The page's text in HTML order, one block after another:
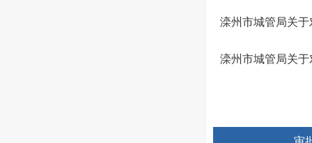
滦州市城管局关
滦州市城管局关